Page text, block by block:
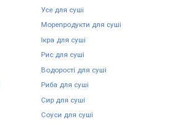
Усе для суші
Морепродукти для суші
Ікра для суші
Рис для суші
Водорості для суші
Риба для суші
Сир для суші
Соуси для суші